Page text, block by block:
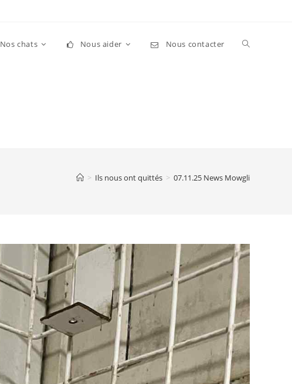
Nos chats Nous aider Nous contacter Toggle
> Ils nous ont quittés > 07.11.25 News Mowgli